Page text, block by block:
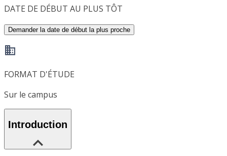
DATE DE DÉBUT AU PLUS TÔT
Demander la date de début la plus proche
FORMAT D'ÉTUDE
Sur le campus
Introduction